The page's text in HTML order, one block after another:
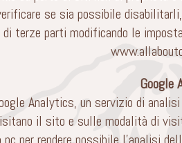
se sia possibile
terze parti modificando le
Google
Analytics, un servizio di
il sito e sulle modalità di